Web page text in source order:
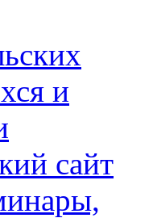
и
сайт